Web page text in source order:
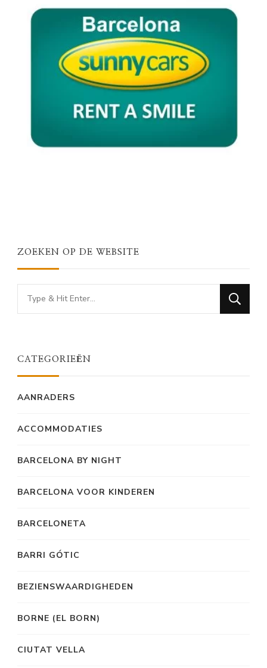
ZOEKEN OP DE WEBSITE
Looking
for
CATEGORIEËN
AANRADERS
ACCOMMODATIES
BARCELONA BY NIGHT
BARCELONA VOOR KINDEREN
BARCELONETA
BARRI GÓTIC
BEZIENSWAARDIGHEDEN
BORNE (EL BORN)
CIUTAT VELLA